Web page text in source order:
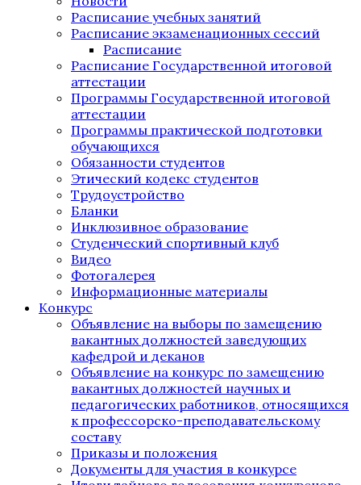
Расписание учебных занятий
Расписание экзаменационных сессий
Расписание
Расписание Государственной итоговой
аттестации
Программы Государственной итоговой
аттестации
Программы практической подготовки
обучающихся
Обязанности студентов
Этический кодекс студентов
Трудоустройство
Бланки
Инклюзивное образование
Студенческий спортивный клуб
Видео
Фотогалерея
Информационные материалы
Конкурс
Объявление на выборы по замещению
вакантных должностей заведующих
кафедрой и деканов
Объявление на конкурс по замещению
вакантных должностей научных и
педагогических работников, относящихся
к профессорско-преподавательскому
составу
Приказы и положения
Документы для участия в конкурсе